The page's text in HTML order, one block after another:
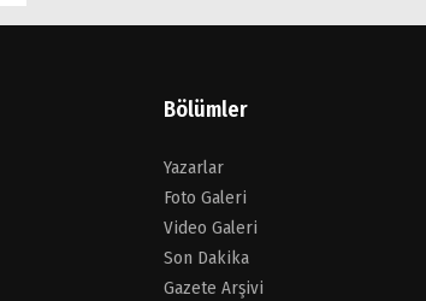
Bölümler
Yazarlar
Foto Galeri
Video Galeri
Son Dakika
Gazete Arşivi